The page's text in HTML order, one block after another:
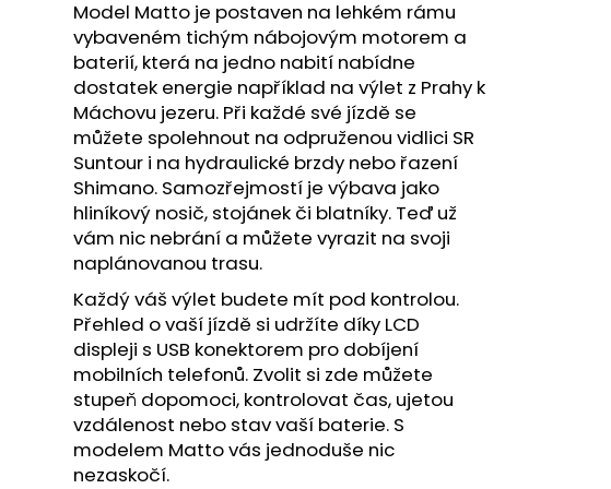
Model Matto je postaven na lehkém rámu
vybaveném tichým nábojovým motorem a
baterií, která na jedno nabití nabídne
dostatek energie například na výlet z Prahy k
Máchovu jezeru. Při každé své jízdě se
můžete spolehnout na odpruženou vidlici SR
Suntour i na hydraulické brzdy nebo řazení
Shimano. Samozřejmostí je výbava jako
hliníkový nosič, stojánek či blatníky. Teď už
vám nic nebrání a můžete vyrazit na svoji
naplánovanou trasu.
Každý váš výlet budete mít pod kontrolou.
Přehled o vaší jízdě si udržíte díky LCD
displeji s USB konektorem pro dobíjení
mobilních telefonů. Zvolit si zde můžete
stupeň dopomoci, kontrolovat čas, ujetou
vzdálenost nebo stav vaší baterie. S
modelem Matto vás jednoduše nic
nezaskočí.
ROCK MACHINE CATHERINE CRB 30-29
GLOSS LIGHT MINT/DARK SILVER/BLACK
41 990 Kč